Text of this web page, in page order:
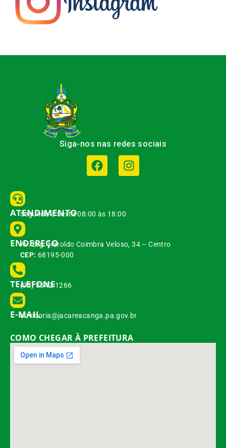
Siga-nos nas redes sociais
ATENDIMENTO
Segunda à Sexta 08:00 às 18:00
ENDEREÇO
Av. Brg. Haroldo Coimbra Veloso, 34 – Centro
CEP: 68195-000
TELEFONE
(93) 3542-1266
E-MAIL
ouvidoria@jacareacanga.pa.gov.br
COMO CHEGAR À PREFEITURA